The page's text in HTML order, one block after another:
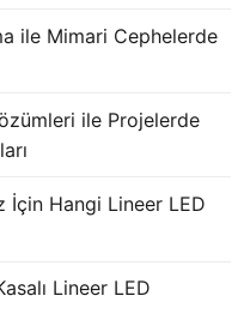
Driver
ile Mimari Cephelerde
ile Projelerde
İçin Hangi Lineer LED
Lineer LED